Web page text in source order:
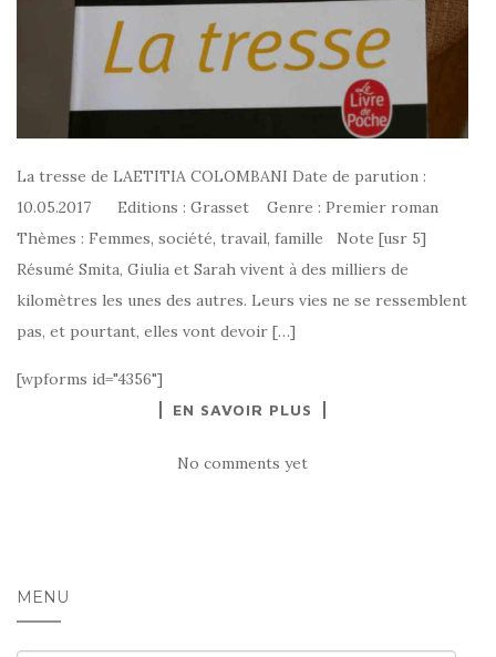
La tresse de LAETITIA COLOMBANI Date de parution :
10.05.2017 Editions : Grasset Genre : Premier roman
Thèmes : Femmes, société, travail, famille Note [usr 5]
Résumé Smita, Giulia et Sarah vivent à des milliers de
kilomètres les unes des autres. Leurs vies ne se ressemblent
pas, et pourtant, elles vont devoir […]
[wpforms id="4356"]
EN SAVOIR PLUS
No comments yet
MENU